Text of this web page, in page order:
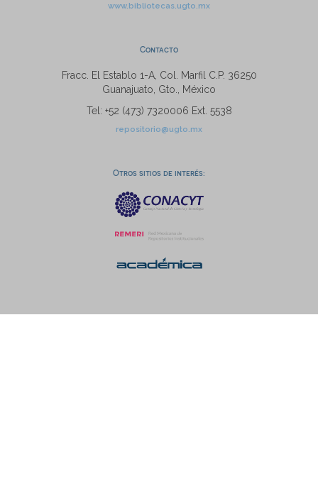
www.bibliotecas.ugto.mx
Contacto
Fracc. El Establo 1-A, Col. Marfil C.P. 36250
Guanajuato, Gto., México
Tel: +52 (473) 7320006 Ext. 5538
repositorio@ugto.mx
Otros sitios de interés: